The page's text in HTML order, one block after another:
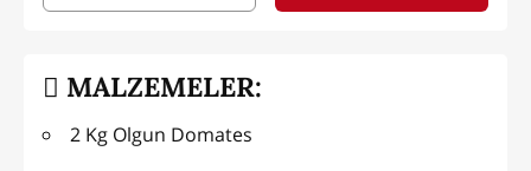
MALZEMELER:
2 Kg Olgun Domates